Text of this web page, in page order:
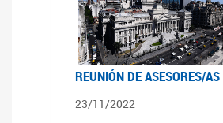
REUNIÓN DE ASESORES/AS
23/11/2022